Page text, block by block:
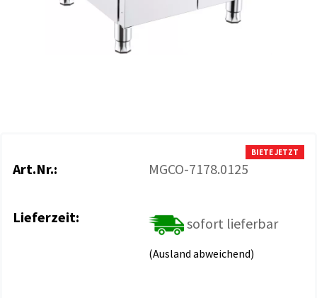
BIETE JETZT
Art.Nr.: MGCO-7178.0125
Lieferzeit: sofort lieferbar
(Ausland abweichend)